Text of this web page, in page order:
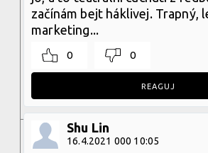
začínám bejt háklivej. Trapný,
marketing...
0 0
REAGUJ
Shu Lin
16.4.2021 000 10:05